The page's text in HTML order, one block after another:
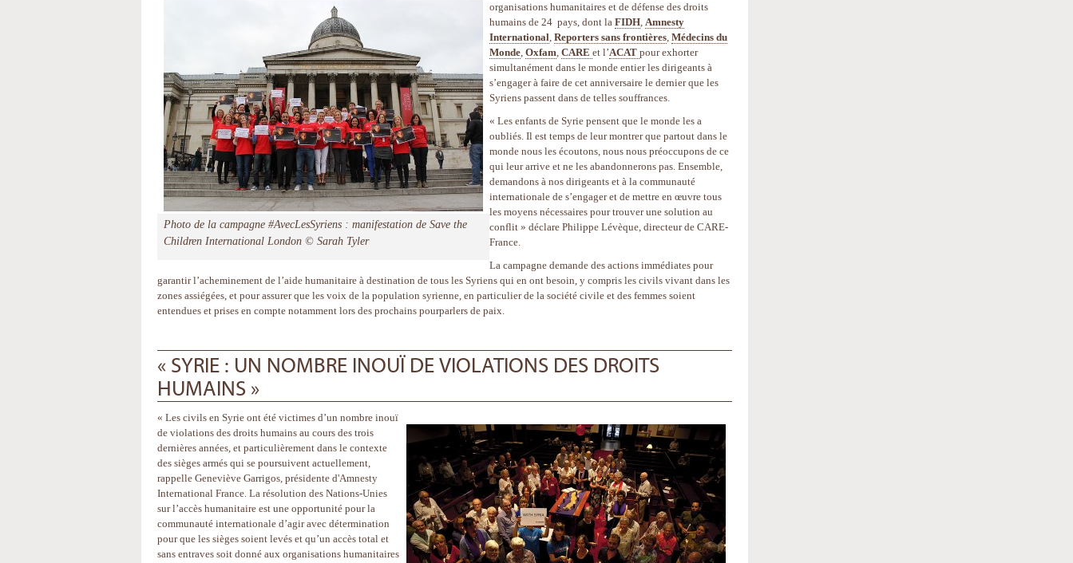
Photo de la campagne #AvecLesSyriens : manifestation de Save the
Children International London © Sarah Tyler
organisations humanitaires et de défense des droits
humains de 24 pays, dont la FIDH, Amnesty
International, Reporters sans frontières, Médecins du
Monde, Oxfam, CARE et l’ACAT pour exhorter
simultanément dans le monde entier les dirigeants à
s’engager à faire de cet anniversaire le dernier que les
Syriens passent dans de telles souffrances.
« Les enfants de Syrie pensent que le monde les a
oubliés. Il est temps de leur montrer que partout dans le
monde nous les écoutons, nous nous préoccupons de ce
qui leur arrive et ne les abandonnerons pas. Ensemble,
demandons à nos dirigeants et à la communauté
internationale de s’engager et de mettre en œuvre tous
les moyens nécessaires pour trouver une solution au
conflit » déclare Philippe Lévèque, directeur de CARE-
France.
La campagne demande des actions immédiates pour
garantir l’acheminement de l’aide humanitaire à destination de tous les Syriens qui en ont besoin, y compris les civils vivant dans les
zones assiégées, et pour assurer que les voix de la population syrienne, en particulier de la société civile et des femmes soient
entendues et prises en compte notamment lors des prochains pourparlers de paix.
« SYRIE : UN NOMBRE INOUÏ DE VIOLATIONS DES DROITS
HUMAINS »
« Les civils en Syrie ont été victimes d’un nombre inouï
de violations des droits humains au cours des trois
dernières années, et particulièrement dans le contexte
des sièges armés qui se poursuivent actuellement,
rappelle Geneviève Garrigos, présidente d'Amnesty
International France. La résolution des Nations-Unies
sur l’accès humanitaire est une opportunité pour la
communauté internationale d’agir avec détermination
pour que les sièges soient levés et qu’un accès total et
sans entraves soit donné aux organisations humanitaires